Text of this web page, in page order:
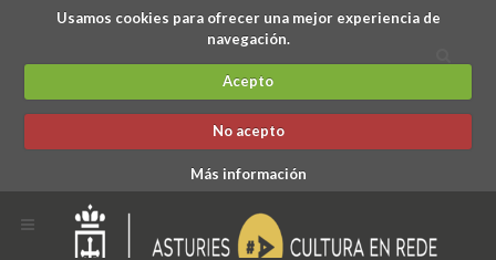
Usamos cookies para ofrecer una mejor experiencia de
navegación.
Acepto
No acepto
Más información